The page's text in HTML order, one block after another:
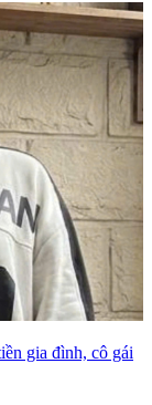
gia đình, cô gái